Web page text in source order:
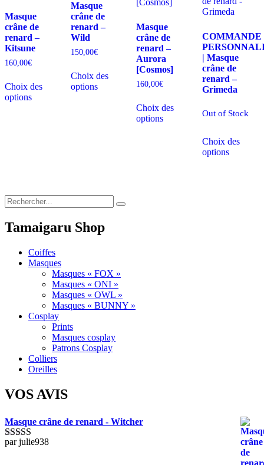
Masque
crâne de
renard –
Kitsune
160,00€
Choix des
options
Ce
produit
la
produit
Masque
crâne de
renard –
Wild
150,00€
Choix des
options
produit
variations.
Les
Masque
crâne de
renard –
Aurora
[Cosmos]
160,00€
Choix des
options
produit
variations.
Les
COMMANDE
| Masque
crâne de
renard –
Grimeda
Out of Stock
Choix des
options
Tamaigaru Shop
Coiffes
Masques
Masques « FOX »
Masques « ONI »
Masques « OWL »
Masques « BUNNY »
Cosplay
Prints
Masques cosplay
Patrons Cosplay
Colliers
Oreilles
VOS AVIS
Masque crâne de renard - Witcher
Note5sur 5
par julie938